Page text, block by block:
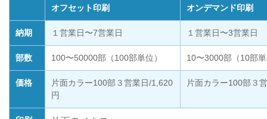
オフセット印刷 オンデマンド印刷
納期 １営業日〜7営業日 １営業日〜3営業日
部数 100〜50000部（100部単位） 10〜3000部（10部
価格
片面カラー100部３営業日/1,620
円
片面カラー100部３